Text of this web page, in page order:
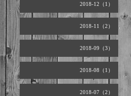
2018-12（1）
2018-11（2）
2018-09（3）
2018-08（1）
2018-07（2）